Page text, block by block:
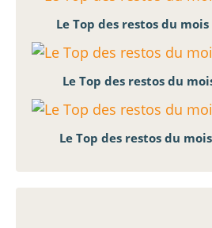
Le Top des restos du
Le Top des restos du
Le Top des restos du